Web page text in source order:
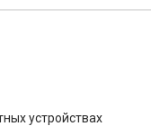
устройствах